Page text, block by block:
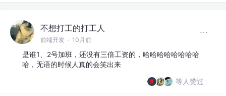
不想打工的打工人
前端开发 · 10月前
是谁1、2号加班，还没有三倍工资的，哈哈哈哈哈哈哈哈
哈，无语的时候人真的会笑出来
等人赞过